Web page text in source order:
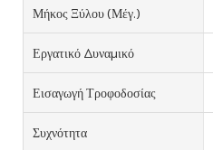
Μήκος Ξύλου (Μέγ.)
Εργατικό Δυναμικό
Εισαγωγή Τροφοδοσίας
Συχνότητα